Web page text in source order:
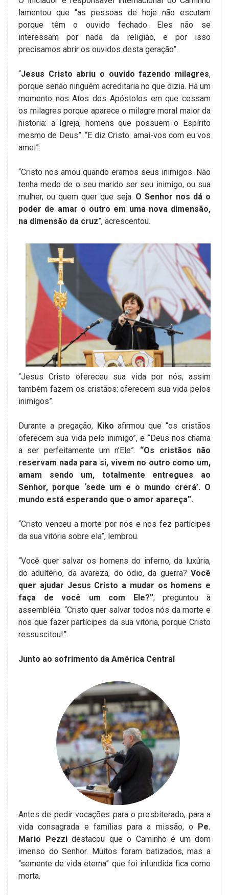
lamentou que “as pessoas de hoje não escutam
porque têm o ouvido fechado. Eles não se
interessam por nada da religião, e por isso
precisamos abrir os ouvidos desta geração”.
“Jesus Cristo abriu o ouvido fazendo milagres,
porque senão ninguém acreditaria no que dizia. Há um
momento nos Atos dos Apóstolos em que cessam
os milagres porque aparece o milagre moral maior da
historia: a Igreja, homens que possuem o Espírito
mesmo de Deus”. “E diz Cristo: amai-vos com eu vos
amei”.
“Cristo nos amou quando eramos seus inimigos. Não
tenha medo de o seu marido ser seu inimigo, ou sua
mulher, ou quem quer que seja. O Senhor nos dá o
poder de amar o outro em uma nova dimensão,
na dimensão da cruz”, acrescentou.
“Jesus Cristo ofereceu sua vida por nós, assim
também fazem os cristãos: oferecem sua vida pelos
inimigos”.
Durante a pregação, Kiko afirmou que “os cristãos
oferecem sua vida pelo inimigo”, e “Deus nos chama
a ser perfeitamente um n’Ele”. “Os cristãos não
reservam nada para si, vivem no outro como um,
amam sendo um, totalmente entregues ao
Senhor, porque ‘sede um e o mundo crerá’. O
mundo está esperando que o amor apareça”.
“Cristo venceu a morte por nós e nos fez partícipes
da sua vitória sobre ela”, lembrou.
“Você quer salvar os homens do inferno, da luxúria,
do adultério, da avareza, do ódio, da guerra? Você
quer ajudar Jesus Cristo a mudar os homens e
faça de você um com Ele?”, preguntou à
assembléia. “Cristo quer salvar todos nós da morte e
nos que fazer partícipes da sua vitória, porque Cristo
ressuscitou!”.
Junto ao sofrimento da América Central
Antes de pedir vocações para o presbiterado, para a
vida consagrada e famílias para a missão, o Pe.
Mario Pezzi destacou que o Caminho é um dom
imenso do Senhor. Muitos foram batizados, mas a
“semente de vida eterna” que foi infundida fica como
morta.